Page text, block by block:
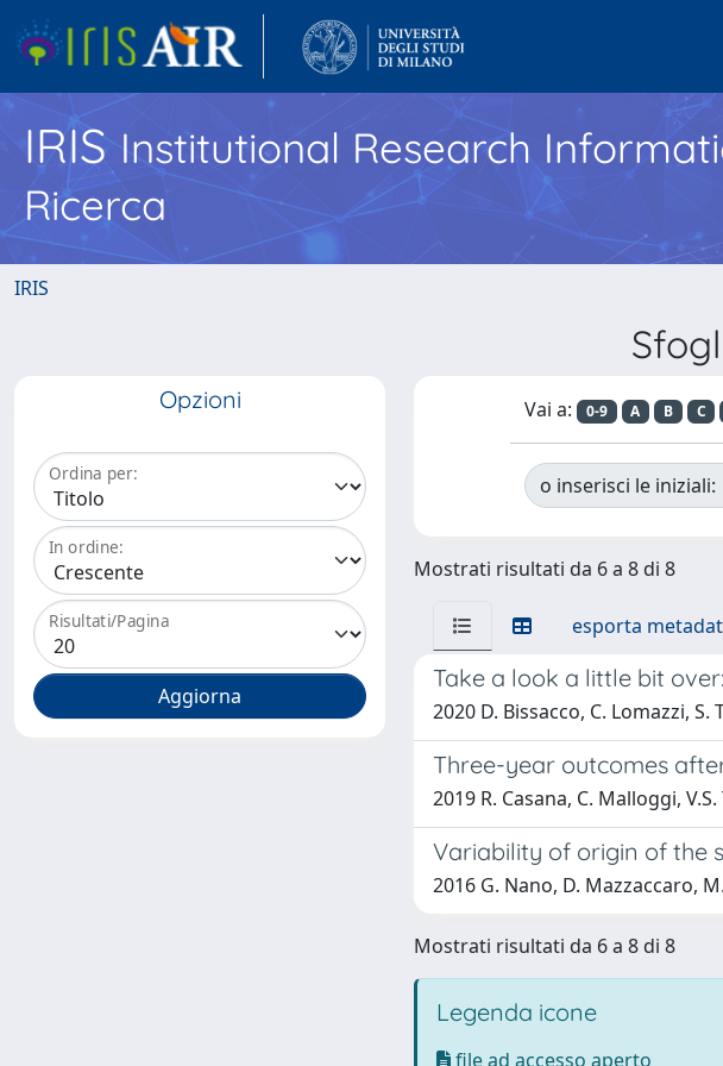
IRISInstitutional Research
Ricerca
IRIS
Opzioni
Ordina per:
In ordine:
Risultati/Pagina
Vai a: 0-9 A B C
o inserisci le iniziali:
Mostrati risultati da 6 a 8 di 8
esporta
Take a look a little bit
2020 D. Bissacco, C. Lomazzi, S.
Three-year outcomes
2019 R. Casana, C. Malloggi,
Variability of origin of the
2016 G. Nano, D. Mazzaccaro,
Mostrati risultati da 6 a 8 di 8
Legenda icone
file ad accesso aperto